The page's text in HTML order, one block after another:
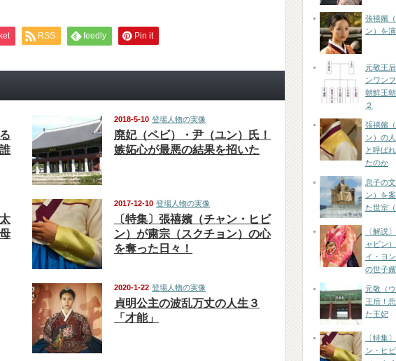
RSS feedly Pin it
2018-5-10 登場人物の実像
廃妃（ペビ）・尹（ユン）氏！
嫉妬心が最悪の結果を招いた
2017-12-10 登場人物の実像
〔特集〕張禧嬪（チャン・ヒビ
ン）が粛宗（スクチョン）の心
を奪った日々！
2020-1-22 登場人物の実像
貞明公主の波乱万丈の人生３
「才能」
張禧嬪
ン）を
元敬王
ンワン
朝鮮王
２
張禧嬪
ン）の
と呼ば
たのか
息子の
ン）を
た世宗
〔解説
ャビン
イ・ヨ
の世子嬪
元敬（
王后！
た王妃
〔特集
ン・ヒ